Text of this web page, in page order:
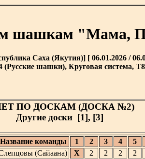
шашкам "Мама,
Саха (Якутия)] [ 06.01.2026 /
(Русские шашки), Круговая система,
ПО ДОСКАМ (ДОСКА №2)
Другие доски [1], [3]
Название команды 1 2 3 4 5
(Сайаана) X 2 2 2 2